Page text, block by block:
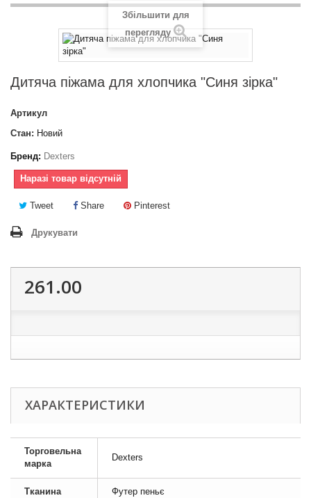
Збільшити для
перегляду
Дитяча піжама для хлопчика "Синя зірка"
Артикул
Стан: Новий
Бренд: Dexters
Наразі товар відсутній
Tweet Share Pinterest
Друкувати
261.00
ХАРАКТЕРИСТИКИ
Торговельна
марка
Dexters
Тканина Футер пеньє